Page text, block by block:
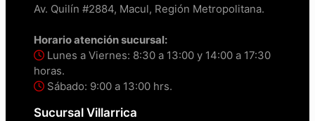
Av. Quilín #2884, Macul, Región Metropolitana.
Horario atención sucursal:
Lunes a Viernes: 8:30 a 13:00 y 14:00 a 17:30
horas.
Sábado: 9:00 a 13:00 hrs.
Sucursal Villarrica